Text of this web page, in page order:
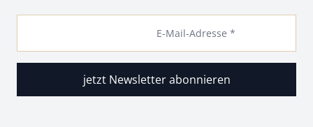
E-Mail-Adresse *
jetzt Newsletter abonnieren